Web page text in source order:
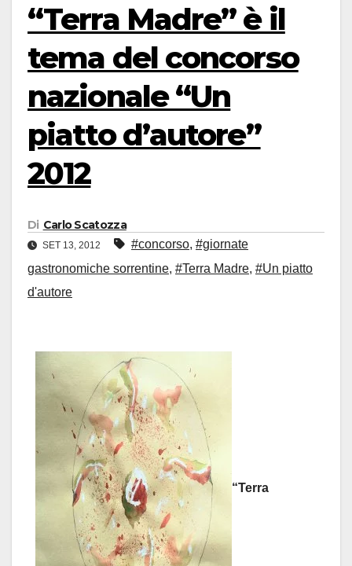
“Terra Madre” è il
tema del concorso
nazionale “Un
piatto d’autore”
2012
Di Carlo Scatozza
SET 13, 2012 #concorso, #giornate
gastronomiche sorrentine, #Terra Madre, #Un piatto
d'autore
“Terra